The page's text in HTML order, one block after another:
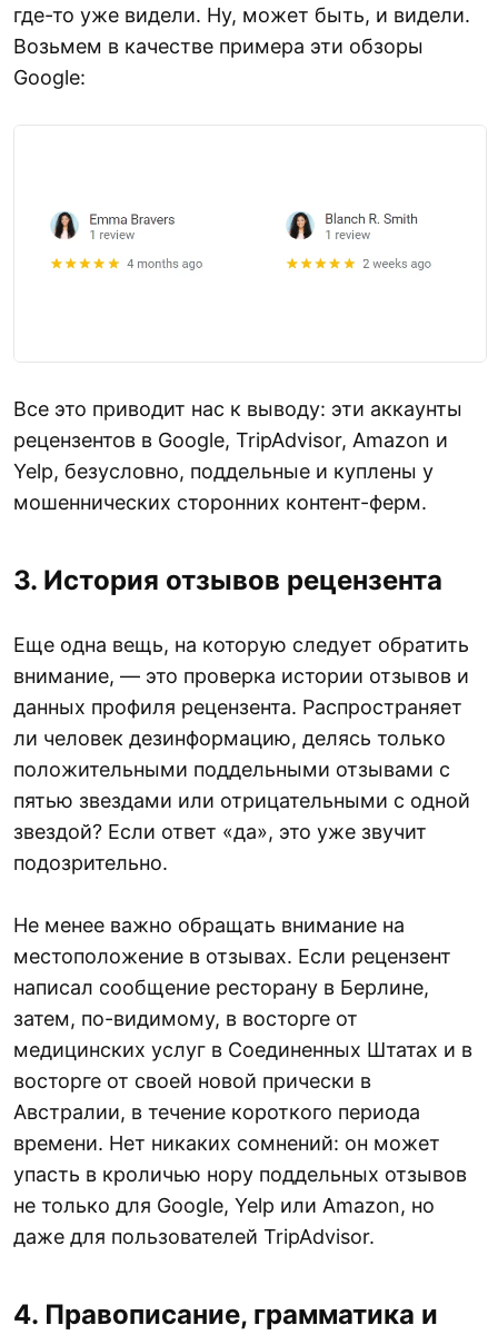
где-то уже видели. Ну, может быть, и видели.
Возьмем в качестве примера эти обзоры
Google:
Все это приводит нас к выводу: эти аккаунты
рецензентов в Google, TripAdvisor, Amazon и
Yelp, безусловно, поддельные и куплены у
мошеннических сторонних контент-ферм.
3. История отзывов рецензента
Еще одна вещь, на которую следует обратить
внимание, — это проверка истории отзывов и
данных профиля рецензента. Распространяет
ли человек дезинформацию, делясь только
положительными поддельными отзывами с
пятью звездами или отрицательными с одной
звездой? Если ответ «да», это уже звучит
подозрительно.
Не менее важно обращать внимание на
местоположение в отзывах. Если рецензент
написал сообщение ресторану в Берлине,
затем, по-видимому, в восторге от
медицинских услуг в Соединенных Штатах и ​​в
восторге от своей новой прически в
Австралии, в течение короткого периода
времени. Нет никаких сомнений: он может
упасть в кроличью нору поддельных отзывов
не только для Google, Yelp или Amazon, но
даже для пользователей TripAdvisor.
4. Правописание, грамматика и